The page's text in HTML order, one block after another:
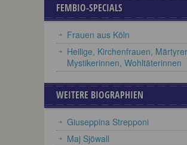
FEMBIO-SPECIALS
Frauen aus Köln
Heilige, Kirchenfrauen,
Mystikerinnen, Wohltäterinnen
WEITERE BIOGRAPHIEN
Giuseppina Strepponi
Maj Sjöwall